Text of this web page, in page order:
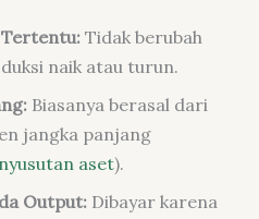
Tidak berubah
naik atau turun.
Biasanya berasal dari
jangka panjang
aset).
Output: Dibayar karena